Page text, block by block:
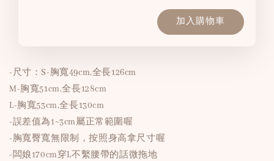
加入購物車
-尺寸：S-胸寬49cm,全長126cm
M-胸寬51cm,全長128cm
L-胸寬53cm,全長130cm
-誤差值為1~3cm屬正常範圍喔
-胸寬臀寬無限制，按照身高拿尺寸喔
-闆娘170cm穿L不繫腰帶的話微拖地